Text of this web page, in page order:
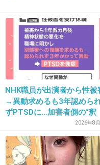
白痴。
魔物・妖怪・悪霊・怨霊・死神
ソマン・マスタードガス・イペ
鬼。
邪気・邪鬼・ストーカー・クレ
ガッデム。
小便・便所の落書き・不要物・
たミカン。
土左衛門・腐乱・腐臭・落伍者
化膿菌。
放射能・放射線・鬼っ子・異端
ケダモノ・ボッコ・ろくでなし・
首。
打ち首・市中引きずり回し・戦犯
NHK職員が出演者から性被
→異動求めるも3年認めら
ずPTSDに…加害者側の“釈
明”にコラムニスト「納得が
いかない」一方で組織体制
問題点も指摘
2026年8